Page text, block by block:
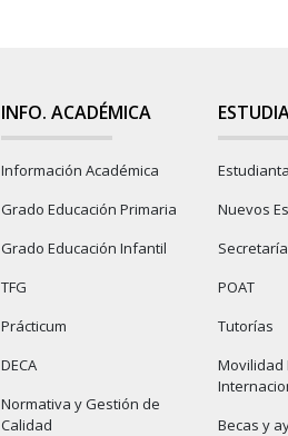
INFO. ACADÉMICA
Información Académica
Grado Educación Primaria
Grado Educación Infantil
TFG
Prácticum
DECA
Normativa y Gestión de
Calidad
Nuevos
Secretaría
POAT
Tutorías
Movilidad
Becas y